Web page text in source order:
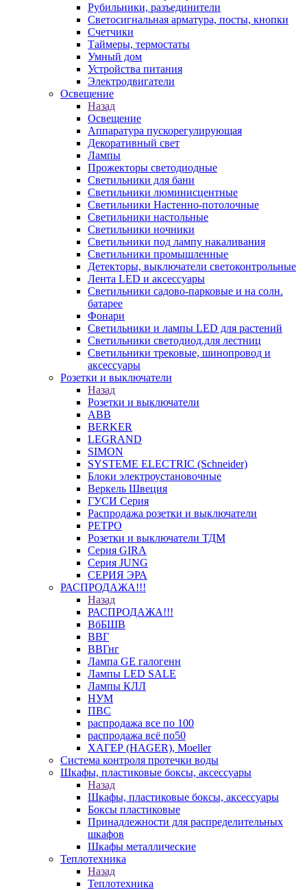
Рубильники, разъединители
Светосигнальная арматура, посты, кнопки
Счетчики
Таймеры, термостаты
Умный дом
Устройства питания
Электродвигатели
Освещение
Назад
Освещение
Аппаратура пускорегулирующая
Декоративный свет
Лампы
Прожекторы светодиодные
Светильники для бани
Светильники люминисцентные
Светильники Настенно-потолочные
Светильники настольные
Светильники ночники
Светильники под лампу накаливания
Светильники промышленные
Детекторы, выключатели светоконтрольные
Лента LED и аксессуары
Светильники садово-парковые и на солн.
батарее
Фонари
Светильники и лампы LED для растений
Светильники светодиод.для лестниц
Светильники трековые, шинопровод и
аксессуары
Розетки и выключатели
Назад
Розетки и выключатели
ABB
BERKER
LEGRAND
SIMON
SYSTEME ELECTRIC (Schneider)
Блоки электроустановочные
Веркель Швеция
ГУСИ Серия
Распродажа розетки и выключатели
РЕТРО
Розетки и выключатели ТДМ
Серия GIRA
Серия JUNG
СЕРИЯ ЭРА
РАСПРОДАЖА!!!
Назад
РАСПРОДАЖА!!!
ВбБШВ
ВВГ
ВВГнг
Лампа GE галогенн
Лампы LED SALE
Лампы КЛЛ
НУМ
ПВС
распродажа все по 100
распродажа всё по50
ХАГЕР (HAGER), Moeller
Система контроля протечки воды
Шкафы, пластиковые боксы, аксессуары
Назад
Шкафы, пластиковые боксы, аксессуары
Боксы пластиковые
Принадлежности для распределительных
шкафов
Шкафы металлические
Теплотехника
Назад
Теплотехника